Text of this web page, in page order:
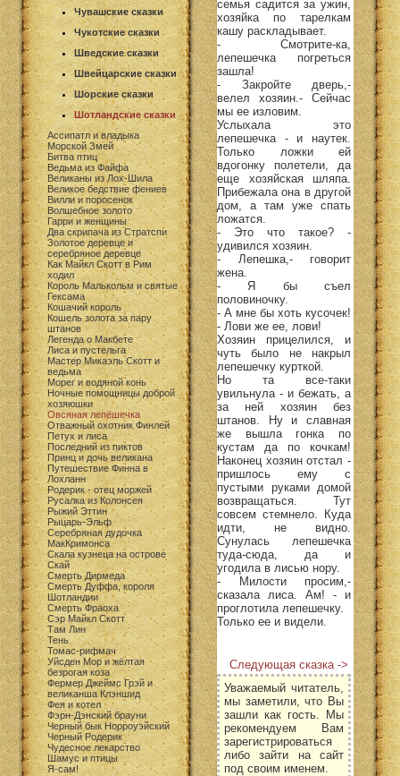
Чувашские сказки
Чукотские сказки
Шведские сказки
Швейцарские сказки
Шорские сказки
Шотландские сказки
Ассипатл и владыка
Морской Змей
Битва птиц
Ведьма из Файфа
Великаны из Лох-Шила
Великое бедствие фениев
Вилли и поросенок
Волшебное золото
Гарри и женщины
Два скрипача из Стратспи
Золотое деревце и
серебряное деревце
Как Майкл Скотт в Рим
ходил
Король Малькольм и святые
Гексама
Кошачий король
Кошель золота за пару
штанов
Легенда о Макбете
Лиса и пустельга
Мастер Микаэль Скотт и
ведьма
Морег и водяной конь
Ночные помощницы доброй
хозяюшки
Овсяная лепёшечка
Отважный охотник Финлей
Петух и лиса
Последний из пиктов
Принц и дочь великана
Путешествие Финна в
Лохланн
Родерик - отец моржей
Русалка из Колонсея
Рыжий Эттин
Рыцарь-Эльф
Серебряная дудочка
МакКримонса
Скала кузнеца на острове
Скай
Смерть Дирмеда
Смерть Дуффа, короля
Шотландии
Смерть Фраоха
Сэр Майкл Скотт
Там Лин
Тень
Томас-рифмач
Уйсден Мор и жёлтая
безрогая коза
Фермер Джеймс Грэй и
великанша Клэншид
Фея и котел
Фэрн-Дэнский брауни
Черный бык Норроуэйский
Черный Родерик
Чудесное лекарство
Шамус и птицы
Я-сам!
семья садится за ужин,
хозяйка по тарелкам
кашу раскладывает.
- Смотрите-ка,
лепешечка погреться
зашла!
- Закройте дверь,-
велел хозяин.- Сейчас
мы ее изловим.
Услыхала это
лепешечка - и наутек.
Только ложки ей
вдогонку полетели, да
еще хозяйская шляпа.
Прибежала она в другой
дом, а там уже спать
ложатся.
- Это что такое? -
удивился хозяин.
- Лепешка,- говорит
жена.
- Я бы съел
половиночку.
- А мне бы хоть кусочек!
- Лови же ее, лови!
Хозяин прицелился, и
чуть было не накрыл
лепешечку курткой.
Но та все-таки
увильнула - и бежать, а
за ней хозяин без
штанов. Ну и славная
же вышла гонка по
кустам да по кочкам!
Наконец хозяин отстал -
пришлось ему с
пустыми руками домой
возвращаться. Тут
совсем стемнело. Куда
идти, не видно.
Сунулась лепешечка
туда-сюда, да и
угодила в лисью нору.
- Милости просим,-
сказала лиса. Ам! - и
проглотила лепешечку.
Только ее и видели.
Следующая сказка ->
Уважаемый читатель,
мы заметили, что Вы
зашли как гость. Мы
рекомендуем Вам
зарегистрироваться
либо зайти на сайт
под своим именем.